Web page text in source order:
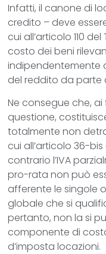
Infatti, il canone di
credito – deve
cui all’articolo 110
costo dei beni
indipendentemente
del reddito da parte
Ne consegue che,
questione,
totalmente non
cui all’articolo 36-
contrario l’IVA
pro-rata non può
afferente le singole
globale che si
pertanto, non la si
componente di
d’imposta locazioni.